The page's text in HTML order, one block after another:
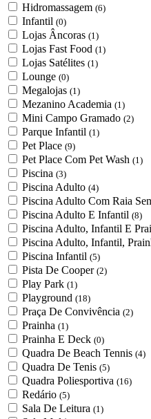
Hidromassagem (6)
Infantil (0)
Lojas Âncoras (1)
Lojas Fast Food (1)
Lojas Satélites (1)
Lounge (0)
Megalojas (1)
Mezanino Academia (1)
Mini Campo Gramado (2)
Parque Infantil (1)
Pet Place (9)
Pet Place Com Pet Wash (1)
Piscina (3)
Piscina Adulto (4)
Piscina Adulto Com Raia
Piscina Adulto E Infantil (8)
Piscina Adulto, Infantil E
Piscina Adulto, Infantil,
Piscina Infantil (5)
Pista De Cooper (2)
Play Park (1)
Playground (18)
Praça De Convivência (2)
Prainha (1)
Prainha E Deck (0)
Quadra De Beach Tennis (4)
Quadra De Tenis (5)
Quadra Poliesportiva (16)
Redário (5)
Sala De Leitura (1)